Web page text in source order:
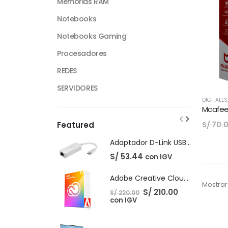
DIGITALES,
S/
Mostrar:
Notebooks
Notebooks Gaming
Procesadores
REDES
SERVIDORES
Featured
Adaptador D-Link USB-C Gigabit Ethernet LAN
S/ 53.44 con IGV
Adobe Creative Cloud - 1 Año
S/220.00 El
precio
S/ 210.00El
con IGV